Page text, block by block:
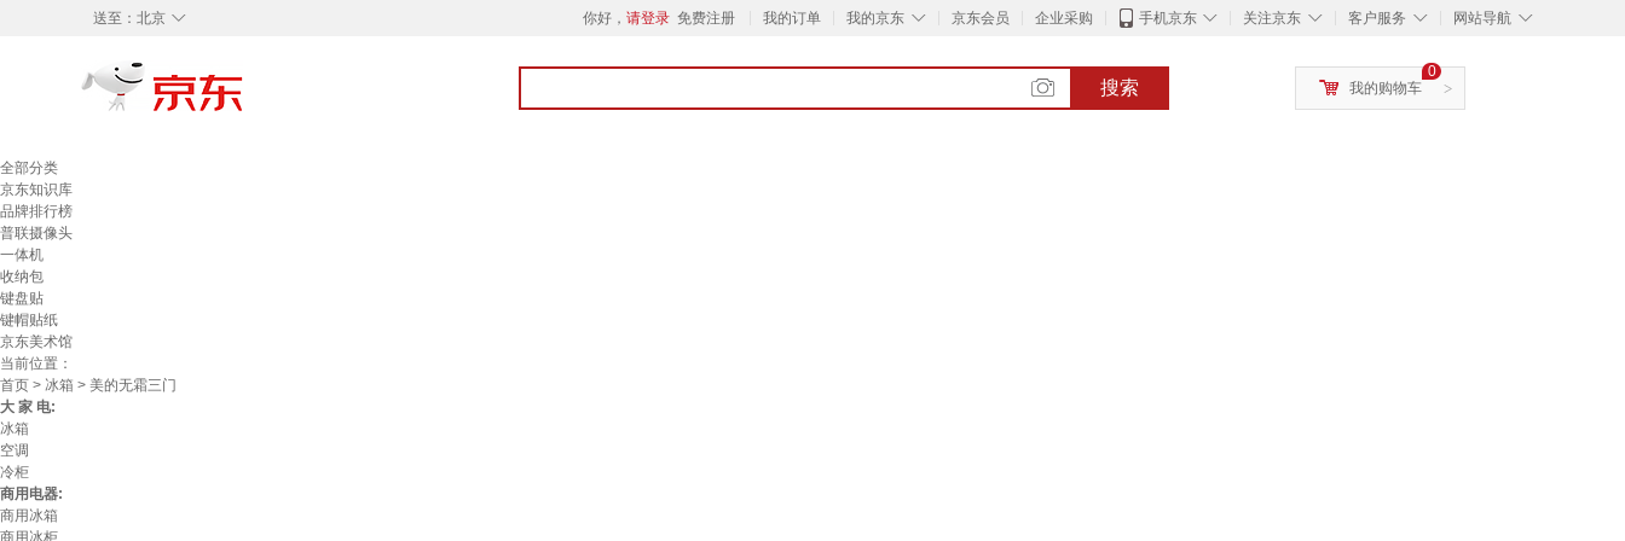
◇
送至： 北京 你好， 请登录 免费注册 我的订单 ◇
我的京东 京东会员 企业采购 ◇
手机京东 ◇
关注京东 ◇
客户服务 ◇
网站导航
搜索 >
0
我的购物车
全部分类
京东知识库
品牌排行榜
普联摄像头
一体机
收纳包
键盘贴
键帽贴纸
京东美术馆
当前位置：
首页 > 冰箱 > 美的无霜三门
大 家 电:
冰箱
空调
冷柜
商用电器:
商用冰箱
商用冰柜